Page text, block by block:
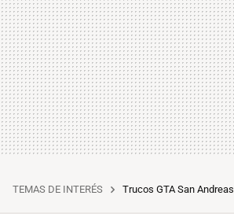
TEMAS DE INTERÉS Trucos GTA San Andreas